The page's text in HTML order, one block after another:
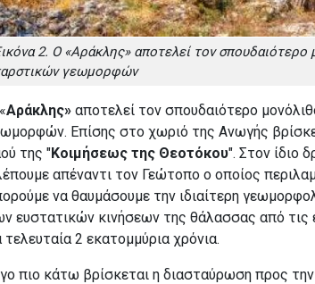
2. Ο «Αράκλης» αποτελεί τον
γεωμορφών
Αράκλης» αποτελεί τον σπουδαιότερο
Επίσης στο χωριό της Ανωγής
της "Κοιμήσεως της Θεοτόκου". Στον ίδιο
απέναντι τον Γεώτοπο ο οποίος
να θαυμάσουμε την ιδιαίτερη
ευστατικών κινήσεων της θάλασσας από
τελευταία 2 εκατομμύρια χρόνια.
πιο κάτω βρίσκεται η διασταύρωση προς την